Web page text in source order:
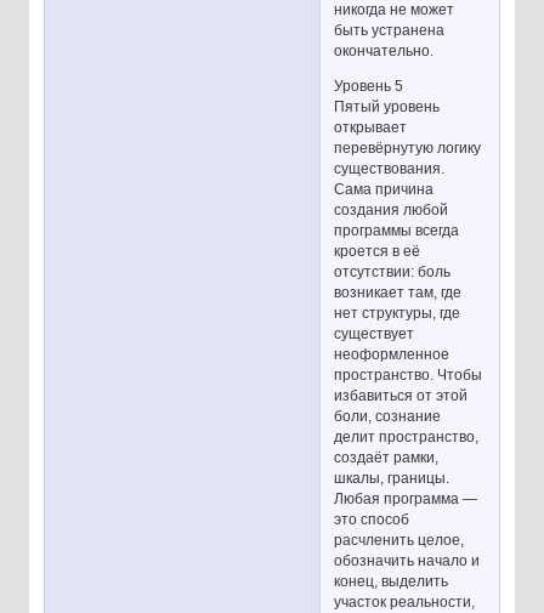
никогда не может
быть устранена
окончательно.
Уровень 5
Пятый уровень
открывает
перевёрнутую логику
существования.
Сама причина
создания любой
программы всегда
кроется в её
отсутствии: боль
возникает там, где
нет структуры, где
существует
неоформленное
пространство. Чтобы
избавиться от этой
боли, сознание
делит пространство,
создаёт рамки,
шкалы, границы.
Любая программа —
это способ
расчленить целое,
обозначить начало и
конец, выделить
участок реальности,